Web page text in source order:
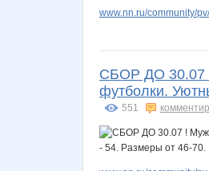
www.nn.ru/community/
СБОР ДО 30.07 !
футболки.
551